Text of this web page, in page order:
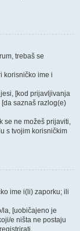
trebaš se
korisničko ime i
[kod prijavljivanja
saznaš razlog(e)
se ne možeš prijaviti,
s tvojim korisničkim
ime i(li) zaporku; ili
la, [uobičajeno je
e ništa ne postaju